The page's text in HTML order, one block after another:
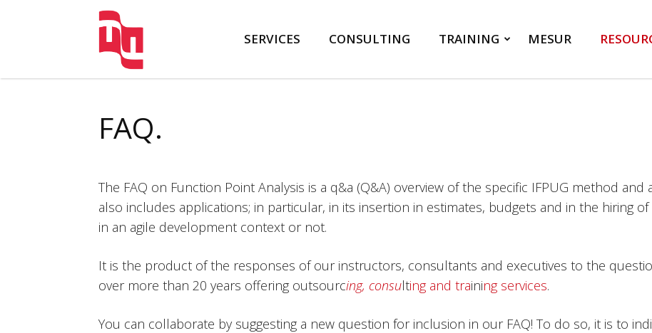
SERVICES CONSULTING TRAINING MESUR
FAQ.
The FAQ on Function Point Analysis is a q&a (Q&A) overview of the specific IFPUG method
also includes applications; in particular, in its insertion in estimates, budgets and in the hiring
in an agile development context or not.
It is the product of the responses of our instructors, consultants and executives to the
over more than 20 years offering outsourcing, consulting and training services.
You can collaborate by suggesting a new question for inclusion in our FAQ! To do so, it is to